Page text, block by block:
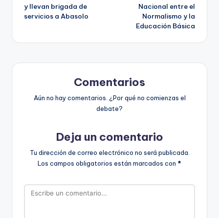
entradas
y llevan brigada de
servicios a Abasolo
Nacional entre el
Normalismo y la
Educación Básica
Comentarios
Aún no hay comentarios. ¿Por qué no comienzas el
debate?
Deja un comentario
Tu dirección de correo electrónico no será publicada.
Los campos obligatorios están marcados con *